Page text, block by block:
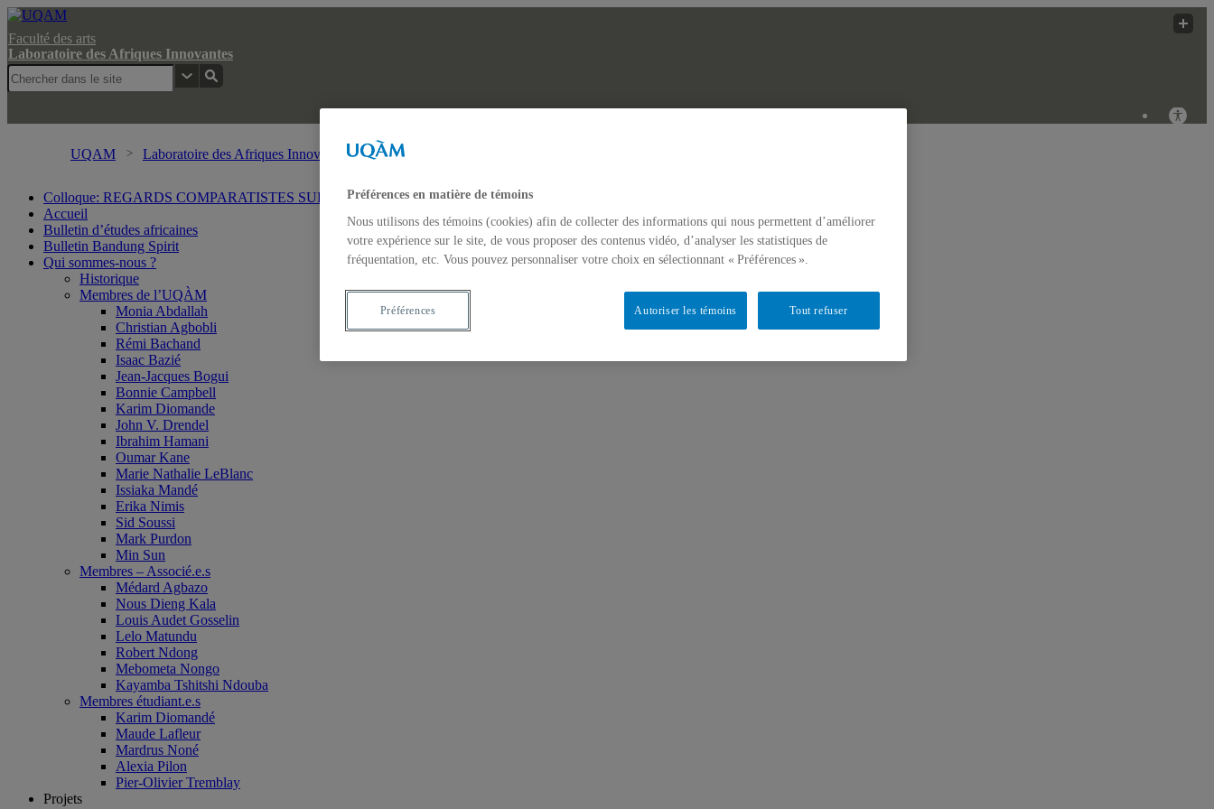
Faculté des arts
Laboratoire des Afriques Innovantes
UQAM Laboratoire des Afriques Innovantes Recherche
Colloque: REGARDS COMPARATISTES SUR LES IMAGINAIRES NON-DOMINANTS EN AFRIQUE ET DANS LES AMÉRIQUES
Accueil
Bulletin d’études africaines
Bulletin Bandung Spirit
Qui sommes-nous ?
Historique
Membres de l’UQÀM
Monia Abdallah
Christian Agbobli
Rémi Bachand
Isaac Bazié
Jean-Jacques Bogui
Bonnie Campbell
Karim Diomande
John V. Drendel
Ibrahim Hamani
Oumar Kane
Marie Nathalie LeBlanc
Issiaka Mandé
Erika Nimis
Sid Soussi
Mark Purdon
Min Sun
Membres – Associé.e.s
Médard Agbazo
Nous Dieng Kala
Louis Audet Gosselin
Lelo Matundu
Robert Ndong
Mebometa Nongo
Kayamba Tshitshi Ndouba
Membres étudiant.e.s
Karim Diomandé
Maude Lafleur
Mardrus Noné
Alexia Pilon
Pier-Olivier Tremblay
Projets
Préférences en matière de témoins
Nous utilisons des témoins (cookies) afin de collecter des informations qui nous permettent d’améliorer
votre expérience sur le site, de vous proposer des contenus vidéo, d’analyser les statistiques de
fréquentation, etc. Vous pouvez personnaliser votre choix en sélectionnant « Préférences ».
Tout refuser
Autoriser les témoins
Préférences